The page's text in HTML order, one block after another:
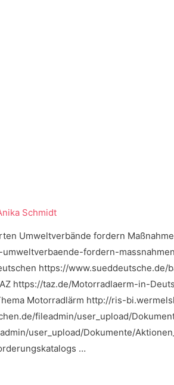
Schmidt
Umweltverbände fordern
fordern-
https://
https://taz.de/Motorradlaerm-in-
Motorradlärm http://ris-
fileadmin/user_upload/
user_upload/Dokumente/
…